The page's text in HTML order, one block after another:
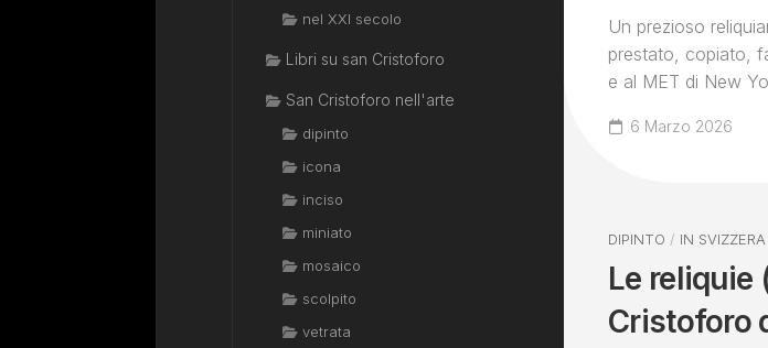
Un prezioso
prestato, copiato,
e al MET di New
6 Marzo 2026
DIPINTO / IN SVIZZERA
Le reliquie
Cristoforo
nel XXI secolo
Libri su san Cristoforo
San Cristoforo nell'arte
dipinto
icona
inciso
miniato
mosaico
scolpito
vetrata